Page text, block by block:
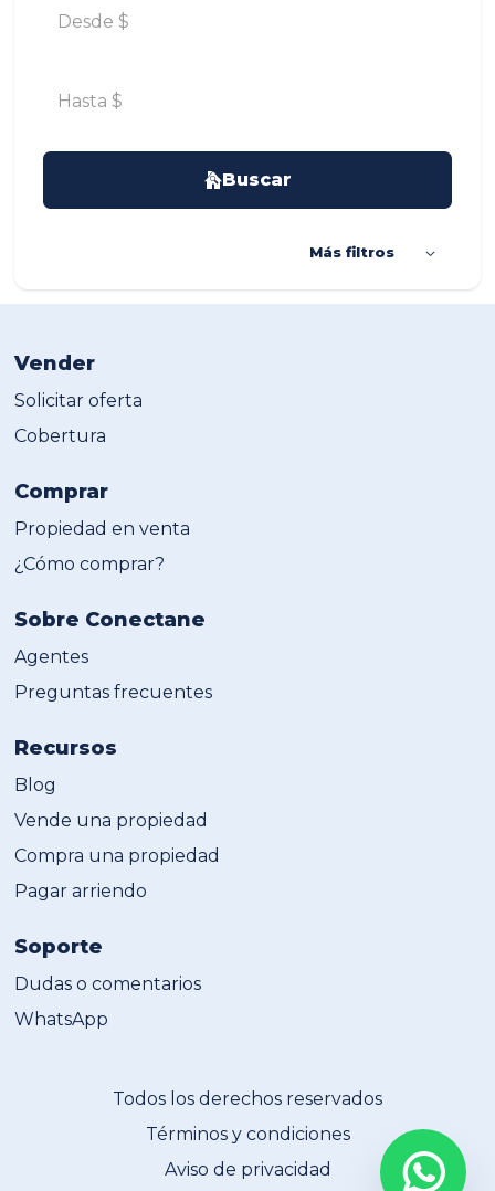
Buscar
Más filtros
Vender
Solicitar oferta
Cobertura
Comprar
Propiedad en venta
¿Cómo comprar?
Sobre Conectane
Agentes
Preguntas frecuentes
Recursos
Blog
Vende una propiedad
Compra una propiedad
Pagar arriendo
Soporte
Dudas o comentarios
WhatsApp
Todos los derechos reservados
Términos y condiciones
Aviso de privacidad